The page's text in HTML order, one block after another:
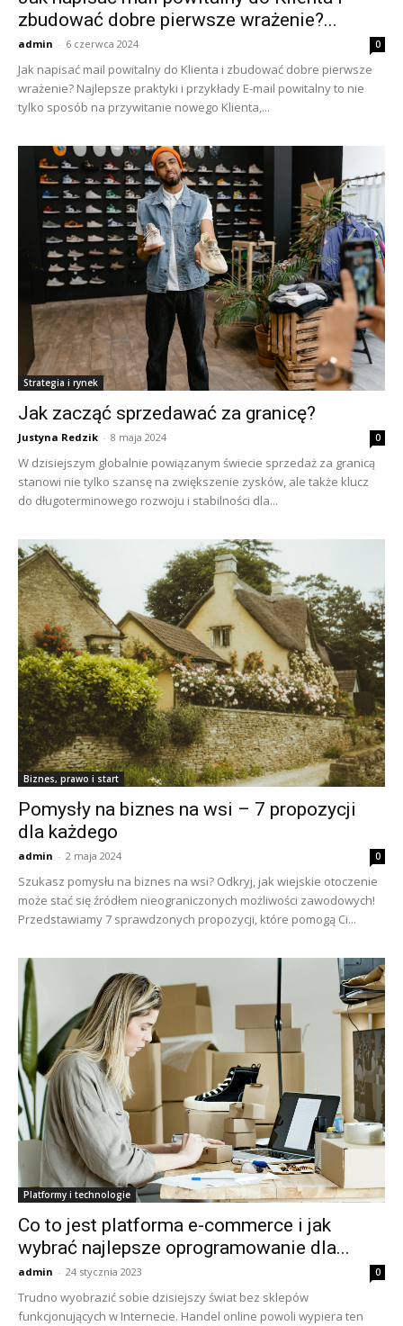
zbudować dobre pierwsze wrażenie?...
admin - 6 czerwca 2024 0
Jak napisać mail powitalny do Klienta i zbudować dobre pierwsze
wrażenie? Najlepsze praktyki i przykłady E-mail powitalny to nie
tylko sposób na przywitanie nowego Klienta,...
Strategia i rynek
Jak zacząć sprzedawać za granicę?
Justyna Redzik - 8 maja 2024 0
W dzisiejszym globalnie powiązanym świecie sprzedaż za granicą
stanowi nie tylko szansę na zwiększenie zysków, ale także klucz
do długoterminowego rozwoju i stabilności dla...
Biznes, prawo i start
Pomysły na biznes na wsi – 7 propozycji
dla każdego
admin - 2 maja 2024 0
Szukasz pomysłu na biznes na wsi? Odkryj, jak wiejskie otoczenie
może stać się źródłem nieograniczonych możliwości zawodowych!
Przedstawiamy 7 sprawdzonych propozycji, które pomogą Ci...
Platformy i technologie
Co to jest platforma e-commerce i jak
wybrać najlepsze oprogramowanie dla...
admin - 24 stycznia 2023 0
Trudno wyobrazić sobie dzisiejszy świat bez sklepów
funkcjonujących w Internecie. Handel online powoli wypiera ten